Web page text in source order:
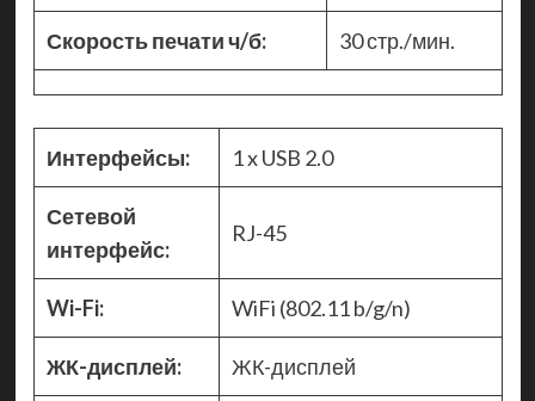
Скорость печати ч/б: 30 стр./мин.
Интерфейсы: 1 x USB 2.0
Сетевой
интерфейс:
RJ-45
Wi-Fi: WiFi (802.11 b/g/n)
ЖК-дисплей: ЖК-дисплей